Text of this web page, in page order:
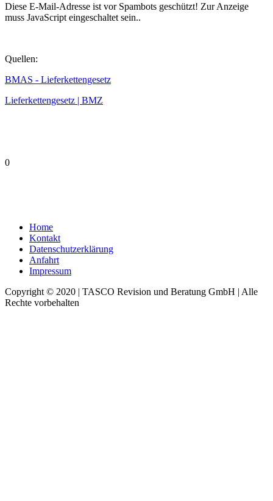
Diese E-Mail-Adresse ist vor Spambots geschützt! Zur Anzeige
muss JavaScript eingeschaltet sein..
Quellen:
BMAS - Lieferkettengesetz
Lieferkettengesetz | BMZ
0
Home
Kontakt
Datenschutzerklärung
Anfahrt
Impressum
Copyright © 2020 | TASCO Revision und Beratung GmbH | Alle
Rechte vorbehalten